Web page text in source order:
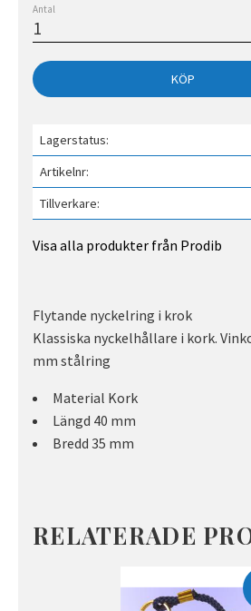
Antal
KÖP
Lagerstatus
Artikelnr
Tillverkare
Visa alla produkter från Prodib
Flytande nyckelring i krok
Klassiska nyckelhållare i kork.
mm stålring
Material Kork
Längd 40 mm
Bredd 35 mm
RELATERADE